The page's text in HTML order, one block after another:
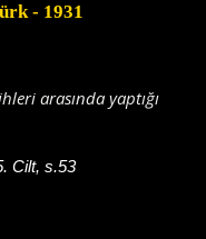
- 1931
arasında yaptığı
Cilt, s.53